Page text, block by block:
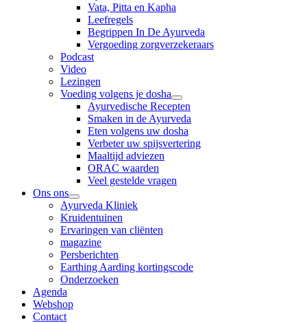
Vata, Pitta en Kapha
Leefregels
Begrippen In De Ayurveda
Vergoeding zorgverzekeraars
Podcast
Video
Lezingen
Voeding volgens je dosha
Ayurvedische Recepten
Smaken in de Ayurveda
Eten volgens uw dosha
Verbeter uw spijsvertering
Maaltijd adviezen
ORAC waarden
Veel gestelde vragen
Ons ons
Ayurveda Kliniek
Kruidentuinen
Ervaringen van cliënten
magazine
Persberichten
Earthing Aarding kortingscode
Onderzoeken
Agenda
Webshop
Contact